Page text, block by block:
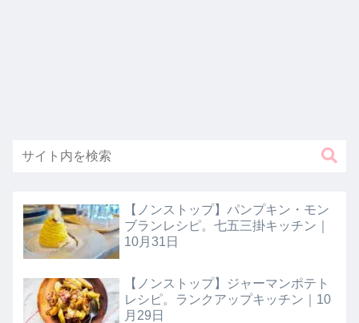
【ノンストップ】パンプキン・モン
ブランレシピ。七五三掛キッチン｜
10月31日
【ノンストップ】ジャーマンポテト
レシピ。ランクアップキッチン｜10
月29日